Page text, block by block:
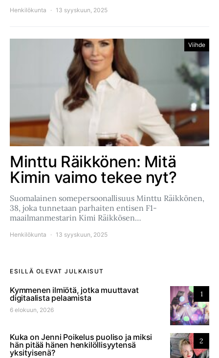
Henkilökunta 13 syyskuun, 2025
Viihde
Minttu Räikkönen: Mitä
Kimin vaimo tekee nyt?
Suomalainen somepersoonallisuus Minttu Räikkönen,
38, joka tunnetaan parhaiten entisen F1-
maailmanmestarin Kimi Räikkösen…
Henkilökunta 13 syyskuun, 2025
ESILLÄ OLEVAT JULKAISUT
1
Kymmenen ilmiötä, jotka muuttavat
digitaalista pelaamista
6 elokuun, 2026
2
Kuka on Jenni Poikelus puoliso ja miksi
hän pitää hänen henkilöllisyytensä
yksityisenä?